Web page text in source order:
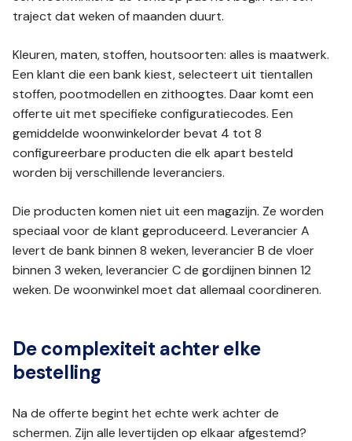
traject dat weken of maanden duurt.
Kleuren, maten, stoffen, houtsoorten: alles is maatwerk.
Een klant die een bank kiest, selecteert uit tientallen
stoffen, pootmodellen en zithoogtes. Daar komt een
offerte uit met specifieke configuratiecodes. Een
gemiddelde woonwinkelorder bevat 4 tot 8
configureerbare producten die elk apart besteld
worden bij verschillende leveranciers.
Die producten komen niet uit een magazijn. Ze worden
speciaal voor de klant geproduceerd. Leverancier A
levert de bank binnen 8 weken, leverancier B de vloer
binnen 3 weken, leverancier C de gordijnen binnen 12
weken. De woonwinkel moet dat allemaal coordineren.
De complexiteit achter elke
bestelling
Na de offerte begint het echte werk achter de
schermen. Zijn alle levertijden op elkaar afgestemd?